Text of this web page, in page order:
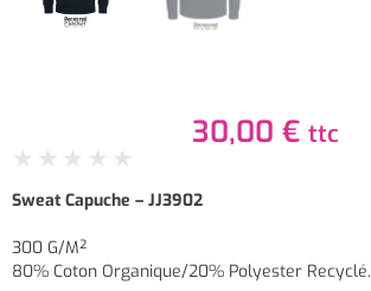
30,00 € ttc
★ ★ ★ ★ ★
Sweat Capuche – JJ3902
300 G/m²
80% Coton Organique/20% Polyester Recyclé.